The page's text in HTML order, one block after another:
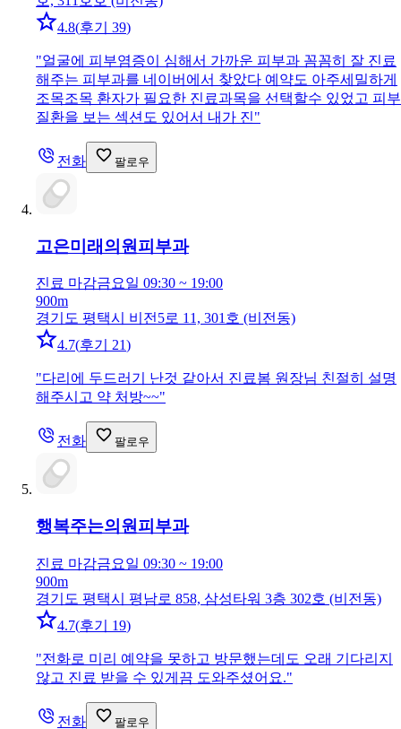
4.8(후기 39)
"얼굴에 피부염증이 심해서 가까운 피부과 꼼꼼히 잘 진료
해주는 피부과를 네이버에서 찾았다 예약도 아주세밀하게
조목조목 환자가 필요한 진료과목을 선택할수 있었고 피부
질환을 보는 섹션도 있어서 내가 진"
전화 팔로우
고은미래의원 피부과
진료 마감금요일 09:30 ~ 19:00
900m
경기도 평택시 비전5로 11, 301호 (비전동)
4.7(후기 21)
"다리에 두드러기 난것 같아서 진료봄 원장님 친절히 설명
해주시고 약 처방~~"
전화 팔로우
행복주는의원 피부과
진료 마감금요일 09:30 ~ 19:00
900m
경기도 평택시 평남로 858, 삼성타워 3층 302호 (비전동)
4.7(후기 19)
"전화로 미리 예약을 못하고 방문했는데도 오래 기다리지
않고 진료 받을 수 있게끔 도와주셨어요."
전화 팔로우